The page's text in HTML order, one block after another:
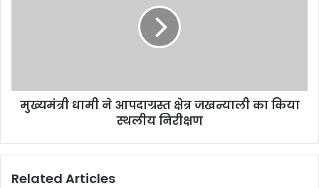
मुख्यमंत्री धामी ने आपदाग्रस्त क्षेत्र जखन्याली का किया
स्थलीय निरीक्षण
Related Articles